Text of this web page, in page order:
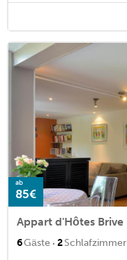
ab
85€
Appart d'Hôtes Brive
6Gäste · 2Schlafzimmer